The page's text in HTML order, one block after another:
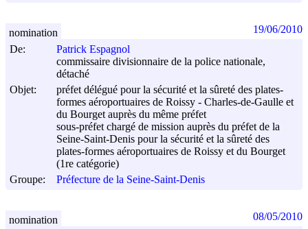
De:
Patrick Espagnol
commissaire divisionnaire de la police nationale,
détaché
Objet:
préfet délégué pour la sécurité et la sûreté des plates-
formes aéroportuaires de Roissy - Charles-de-Gaulle et
du Bourget auprès du même préfet
sous-préfet chargé de mission auprès du préfet de la
Seine-Saint-Denis pour la sécurité et la sûreté des
plates-formes aéroportuaires de Roissy et du Bourget
(1re catégorie)
Groupe:
Préfecture de la Seine-Saint-Denis
nomination 19/06/2010
nomination 08/05/2010